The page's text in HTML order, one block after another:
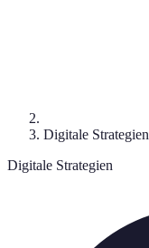
Digitale Strategien
Digitale Strategien